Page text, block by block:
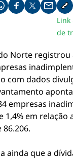
pelo
Compartilhar no
Compartilhar
Link
de
Norte
com dados
empresas
1,4% em relação
ainda que a